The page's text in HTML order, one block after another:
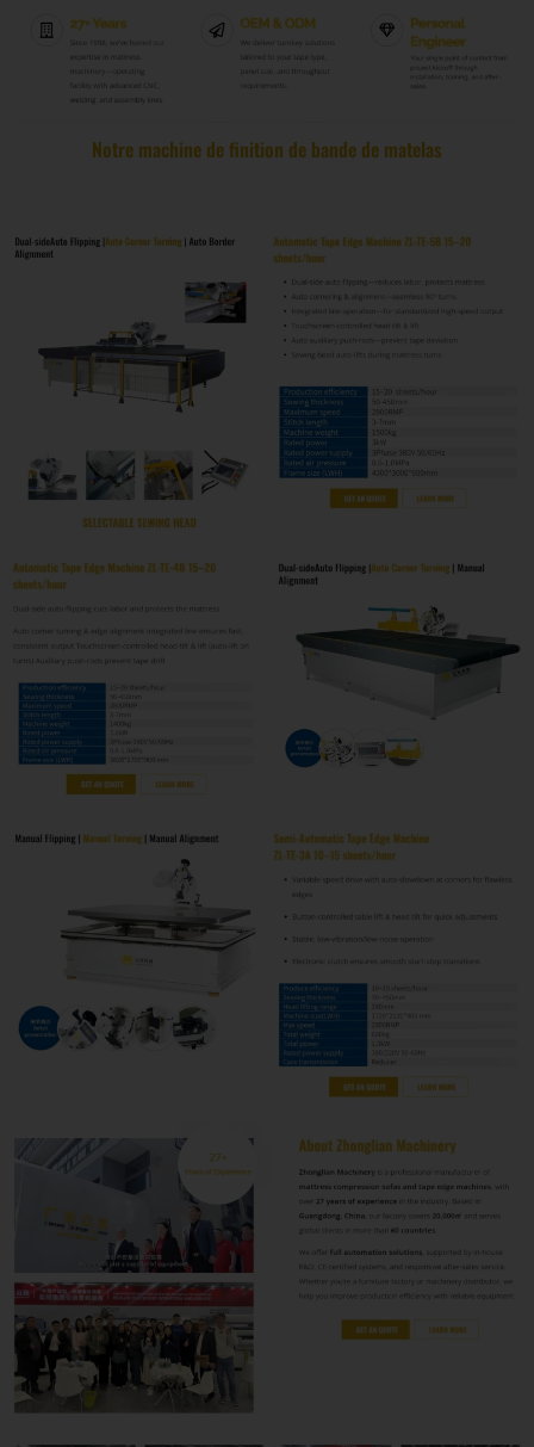
Notre machine de finition de bande de matelas